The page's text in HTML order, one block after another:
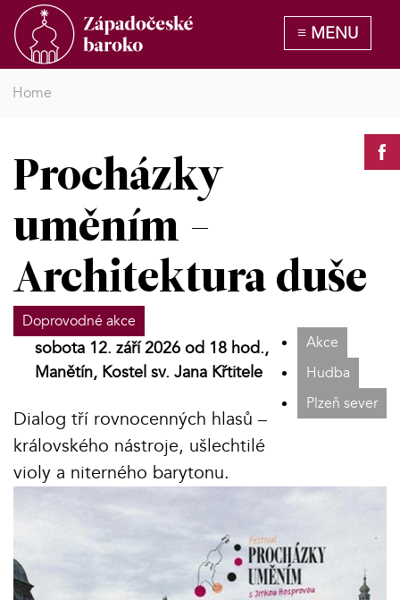
Home
Procházky
uměním -
Architektura duše
Doprovodné akce
Akce
Hudba
Plzeň sever
sobota 12. září 2026 od 18 hod.,
Manětín, Kostel sv. Jana Křtitele
Dialog tří rovnocenných hlasů –
královského nástroje, ušlechtilé
violy a niterného barytonu.